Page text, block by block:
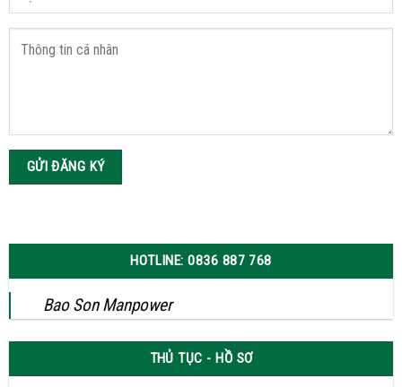
HOTLINE: 0836 887 768
Bao Son Manpower
THỦ TỤC - HỒ SƠ